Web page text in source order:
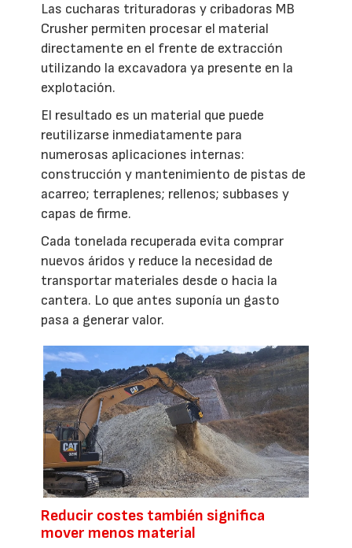
Las cucharas trituradoras y cribadoras MB
Crusher permiten procesar el material
directamente en el frente de extracción
utilizando la excavadora ya presente en la
explotación.
El resultado es un material que puede
reutilizarse inmediatamente para
numerosas aplicaciones internas:
construcción y mantenimiento de pistas de
acarreo; terraplenes; rellenos; subbases y
capas de firme.
Cada tonelada recuperada evita comprar
nuevos áridos y reduce la necesidad de
transportar materiales desde o hacia la
cantera. Lo que antes suponía un gasto
pasa a generar valor.
Reducir costes también significa
mover menos material